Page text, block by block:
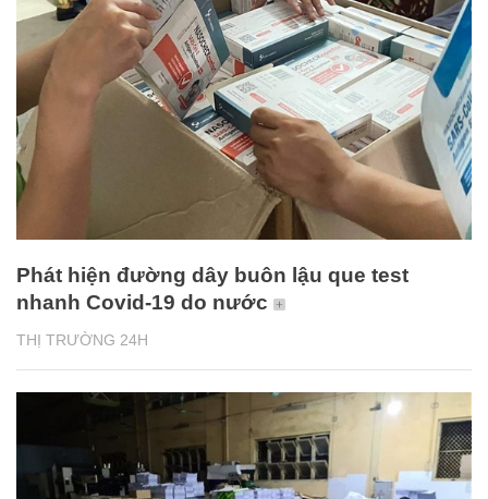
THỊ TRƯỜNG 24H
Phát hiện đường dây buôn lậu que test
nhanh Covid-19 do nước